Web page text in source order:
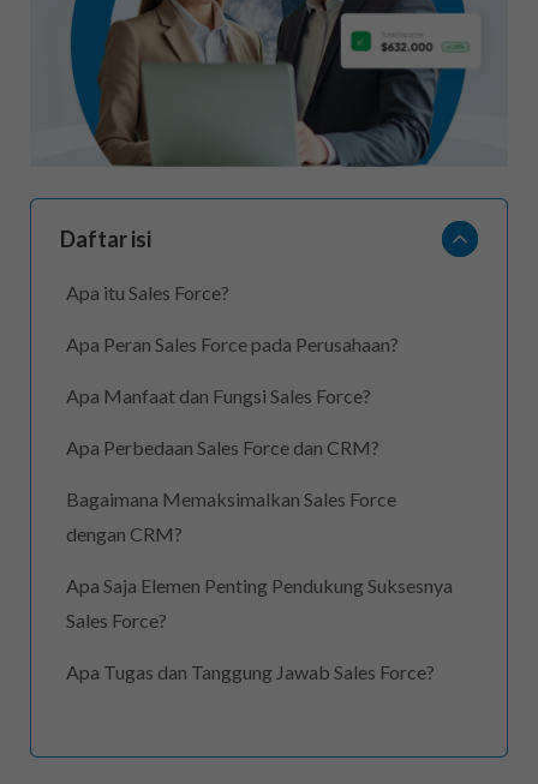
Daftar isi
Apa itu Sales Force?
Apa Peran Sales Force pada Perusahaan?
Apa Manfaat dan Fungsi Sales Force?
Apa Perbedaan Sales Force dan CRM?
Bagaimana Memaksimalkan Sales Force
dengan CRM?
Apa Saja Elemen Penting Pendukung Suksesnya
Sales Force?
Apa Tugas dan Tanggung Jawab Sales Force?